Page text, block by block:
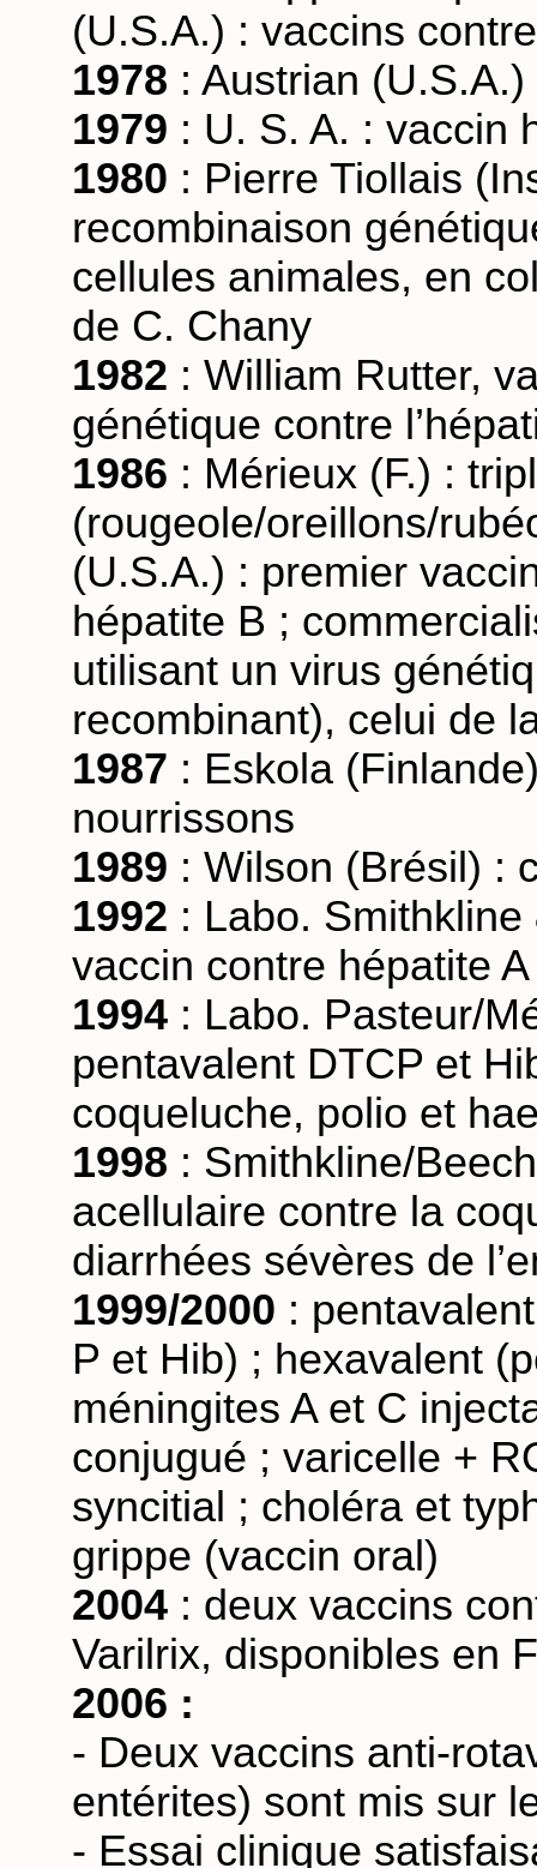
(U.S.A.) : vaccins
1978 : Austrian
1979 : U. S. A. : vaccin
1980 : Pierre Tiollais
recombinaison
cellules animales, en
de C. Chany
1982 : William Rutter,
génétique contre
1986 : Mérieux (F.) :
(rougeole/oreillons/
(U.S.A.) : premier
hépatite B ;
utilisant un virus
recombinant), celui de
1987 : Eskola
nourrissons
1989 : Wilson (Brésil) :
1992 : Labo.
vaccin contre hépatite A
1994: Labo. Pasteur/
pentavalent DTCP et
coqueluche, polio et
1998 : Smithkline/
acellulaire contre la
diarrhées sévères de
1999/2000 :
P et Hib) ; hexavalent
méningites A et C
conjugué ; varicelle +
syncitial ; choléra et
grippe (vaccin oral)
2004 : deux vaccins
Varilrix, disponibles en
2006 :
- Deux vaccins anti-
entérites) sont mis sur
- Essai clinique